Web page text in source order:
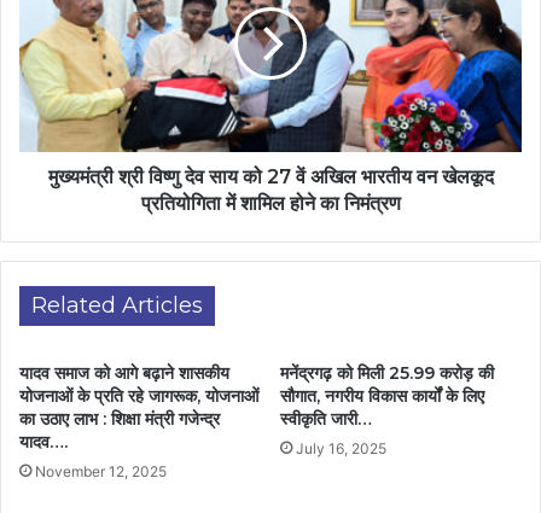
मुख्यमंत्री श्री विष्णु देव साय को 27 वें अखिल भारतीय वन खेलकूद
प्रतियोगिता में शामिल होने का निमंत्रण
Related Articles
यादव समाज को आगे बढ़ाने शासकीय
योजनाओं के प्रति रहे जागरूक, योजनाओं
का उठाए लाभ : शिक्षा मंत्री गजेन्द्र
यादव….
November 12, 2025
मनेंद्रगढ़ को मिली 25.99 करोड़ की
सौगात, नगरीय विकास कार्यों के लिए
स्वीकृति जारी…
July 16, 2025